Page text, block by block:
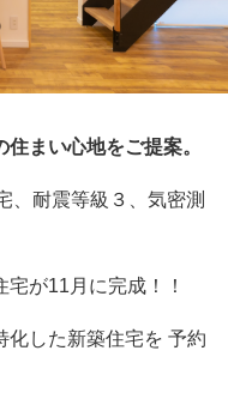
まい心地をご提案。
、耐震等級３、気密測
が11月に完成！！
化した新築住宅を 予約